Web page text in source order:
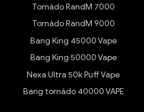
Tornádo RandM 7000
Tornádo RandM 9000
Bang King 45000 Vape
Bang King 50000 Vape
Nexa Ultra 50k Puff Vape
Bang tornádo 40000 VAPE